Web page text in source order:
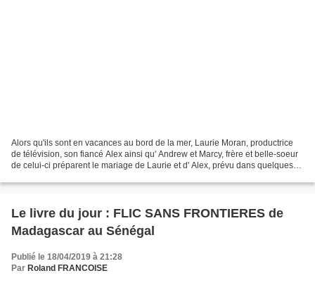
Alors qu'ils sont en vacances au bord de la mer, Laurie Moran, productrice
de télévision, son fiancé Alex ainsi qu' Andrew et Marcy, frère et belle-soeur
de celui-ci préparent le mariage de Laurie et d' Alex, prévu dans quelques
Le livre du jour : FLIC SANS FRONTIERES de
Madagascar au Sénégal
Publié le 18/04/2019 à 21:28
Par Roland FRANCOISE